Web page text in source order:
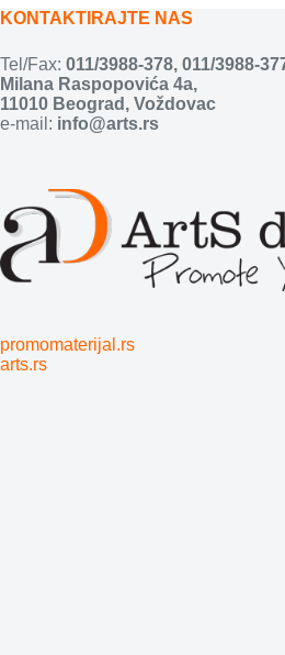
KONTAKTIRAJTE NAS
Tel/Fax: 011/3988-378, 011/3988-
Milana Raspopovića 4a,
11010 Beograd, Voždovac
e-mail: info@arts.rs
promomaterijal.rs
arts.rs